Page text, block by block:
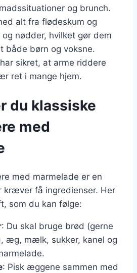
og brunch.
alt fra flødeskum og
nødder, hvilket gør dem
både børn og voksne.
sikret, at arme riddere
ret i mange hjem.
du klassiske
med
med marmelade er en
kræver få ingredienser. Her
som du kan følge:
: Du skal bruge brød (gerne
æg, mælk, sukker, kanel og
: Pisk æggene sammen med